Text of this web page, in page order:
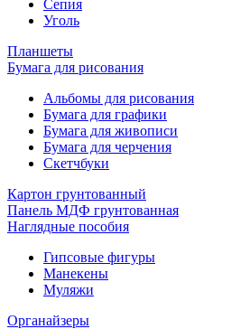
Сепия
Уголь
Планшеты
Бумага для рисования
Альбомы для рисования
Бумага для графики
Бумага для живописи
Бумага для черчения
Скетчбуки
Картон грунтованный
Панель МДФ грунтованная
Наглядные пособия
Гипсовые фигуры
Манекены
Муляжи
Органайзеры